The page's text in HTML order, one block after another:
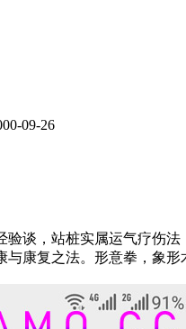
09-26
，站桩实属运气疗伤法
康复之法。形意拳，象